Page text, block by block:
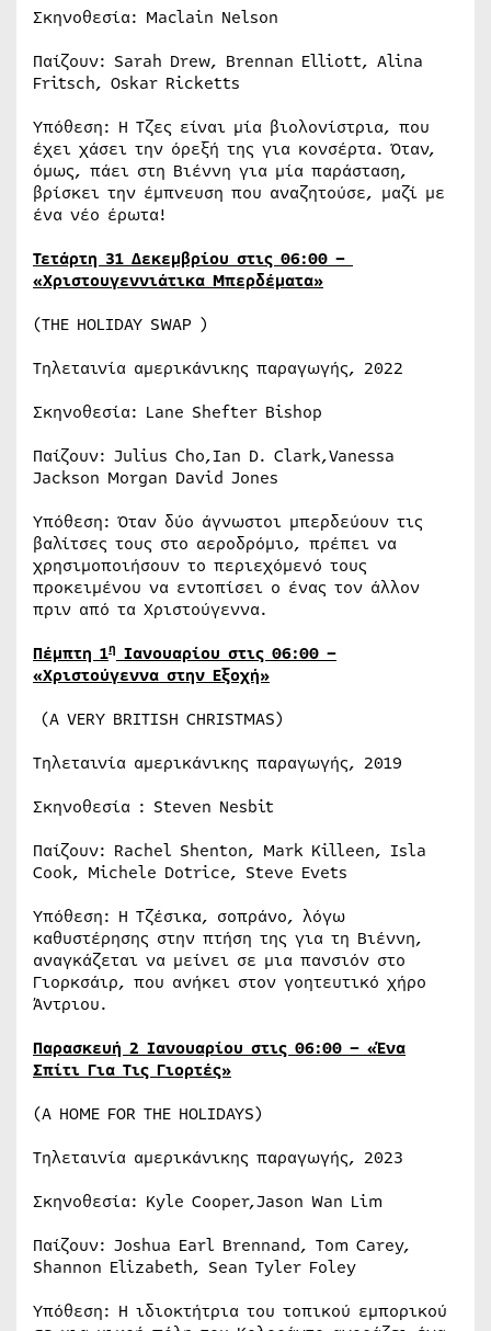
Σκηνοθεσία: Maclain Nelson
Παίζουν: Sarah Drew, Brennan Elliott, Alina
Fritsch, Oskar Ricketts
Υπόθεση: Η Τζες είναι μία βιολονίστρια, που
έχει χάσει την όρεξή της για κονσέρτα. Όταν,
όμως, πάει στη Βιέννη για μία παράσταση,
βρίσκει την έμπνευση που αναζητούσε, μαζί με
ένα νέο έρωτα!
Τετάρτη 31 Δεκεμβρίου στις 06:00 –
«Χριστουγεννιάτικα Μπερδέματα»
(THE HOLIDAY SWAP )
Τηλεταινία αμερικάνικης παραγωγής, 2022
Σκηνοθεσία: Lane Shefter Bishop
Παίζουν: Julius Cho,Ian D. Clark,Vanessa
Jackson Morgan David Jones
Υπόθεση: Όταν δύο άγνωστοι μπερδεύουν τις
βαλίτσες τους στο αεροδρόμιο, πρέπει να
χρησιμοποιήσουν το περιεχόμενό τους
προκειμένου να εντοπίσει ο ένας τον άλλον
πριν από τα Χριστούγεννα.
Πέμπτη 1η Ιανουαρίου στις 06:00 –
«Χριστούγεννα στην Εξοχή»
(A VERY BRITISH CHRISTMAS)
Τηλεταινία αμερικάνικης παραγωγής, 2019
Σκηνοθεσία : Steven Nesbit
Παίζουν: Rachel Shenton, Mark Killeen, Isla
Cook, Michele Dotrice, Steve Evets
Υπόθεση: Η Τζέσικα, σοπράνο, λόγω
καθυστέρησης στην πτήση της για τη Βιέννη,
αναγκάζεται να μείνει σε μια πανσιόν στο
Γιορκσάιρ, που ανήκει στον γοητευτικό χήρο
Άντριου.
Παρασκευή 2 Ιανουαρίου στις 06:00 – «Ένα
Σπίτι Για Τις Γιορτές»
(A HOME FOR THE HOLIDAYS)
Τηλεταινία αμερικάνικης παραγωγής, 2023
Σκηνοθεσία: Kyle Cooper,Jason Wan Lim
Παίζουν: Joshua Earl Brennand, Tom Carey,
Shannon Elizabeth, Sean Tyler Foley
Υπόθεση: Η ιδιοκτήτρια του τοπικού εμπορικού